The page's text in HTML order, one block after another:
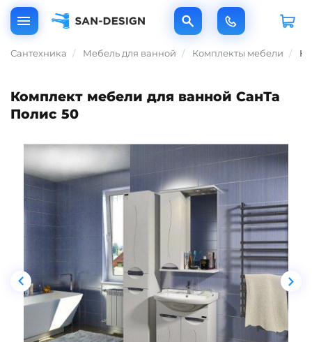
Сантехника Мебель для ванной Комплекты мебели
Комплект мебели для ванной СанТа
Полис 50